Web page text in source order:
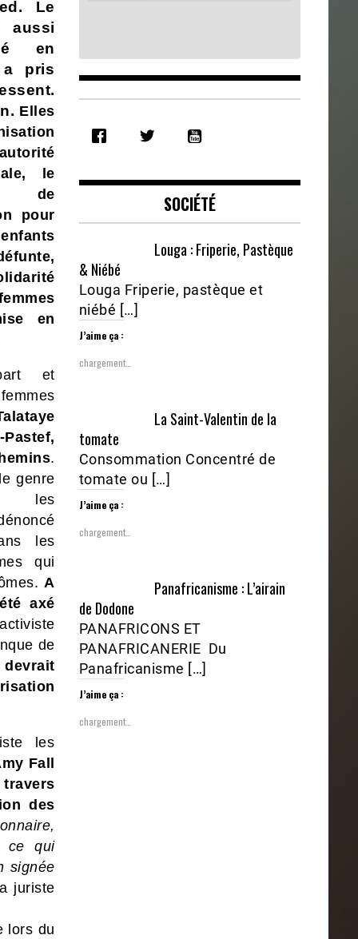
Le
aussi
en
a pris
Elles
le
de
pour
en
et
.
genre
les
les
qui
A
axé
de
les
Fall
travers
des
ce qui
signée
juriste
lors du
RSS FEED
EMBED
SOCIÉTÉ
Louga : Friperie, Pastèque
& Niébé
Louga Friperie, pastèque et
niébé […]
J’aime ça :
chargement…
La Saint-Valentin de la
tomate
Consommation Concentré de
tomate ou […]
J’aime ça :
chargement…
Panafricanisme : L’airain
de Dodone
PANAFRICONS ET
PANAFRICANERIE Du
Panafricanisme […]
J’aime ça :
chargement…